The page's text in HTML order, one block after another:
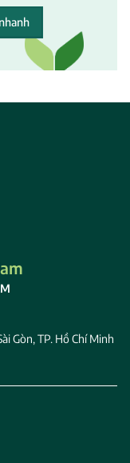
Gòn, TP. Hồ Chí Minh